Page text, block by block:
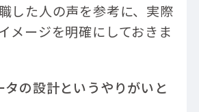
した人の声を参考に、実際
メージを明確にしておきま
タの設計というやりがいと